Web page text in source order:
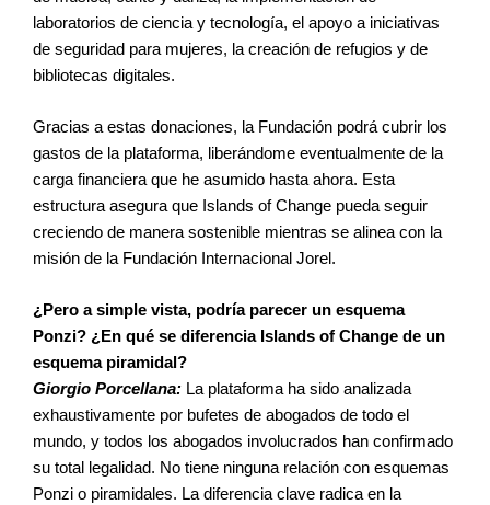
laboratorios de ciencia y tecnología, el apoyo a iniciativas
de seguridad para mujeres, la creación de refugios y de
bibliotecas digitales.
Gracias a estas donaciones, la Fundación podrá cubrir los
gastos de la plataforma, liberándome eventualmente de la
carga financiera que he asumido hasta ahora. Esta
estructura asegura que Islands of Change pueda seguir
creciendo de manera sostenible mientras se alinea con la
misión de la Fundación Internacional Jorel.
¿Pero a simple vista, podría parecer un esquema
Ponzi? ¿En qué se diferencia Islands of Change de un
esquema piramidal?
Giorgio Porcellana: La plataforma ha sido analizada
exhaustivamente por bufetes de abogados de todo el
mundo, y todos los abogados involucrados han confirmado
su total legalidad. No tiene ninguna relación con esquemas
Ponzi o piramidales. La diferencia clave radica en la